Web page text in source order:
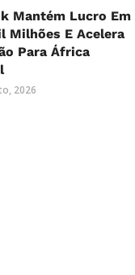
Mantém Lucro Em
Milhões E Acelera
Para África
2026